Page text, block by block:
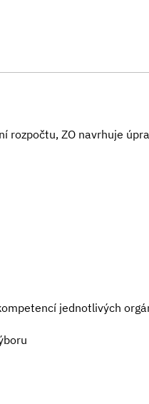
rozpočtu, ZO navrhuje
jednotlivých